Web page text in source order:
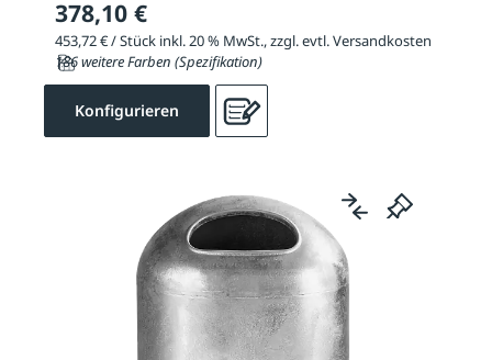
378,10 €
453,72 € / Stück inkl. 20 % MwSt., zzgl. evtl. Versandkosten
186 weitere Farben (Spezifikation)
Konfigurieren